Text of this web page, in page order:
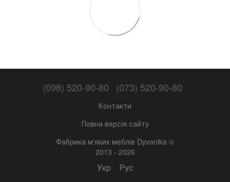
(098) 520-90-80 (073) 520-90-80
Контакти
Повна версія сайту
Фабрика м'яких меблів Dyvanika ©
2013 - 2026
Укр Рус